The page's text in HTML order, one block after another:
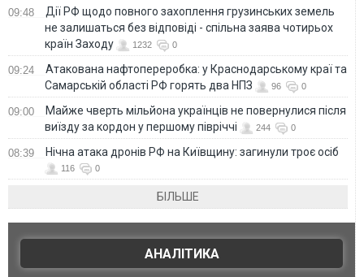
09:48
Дії РФ щодо повного захоплення грузинських земель
не залишаться без відповіді - спільна заява чотирьох
країн Заходу
1232 0
09:24
Атакована нафтопереробка: у Краснодарському краї та
Самарській області РФ горять два НПЗ
96 0
09:00
Майже чверть мільйона українців не повернулися після
виїзду за кордон у першому півріччі
244 0
08:39 Нічна атака дронів РФ на Київщину: загинули троє осіб
116 0
БІЛЬШЕ
АНАЛІТИКА